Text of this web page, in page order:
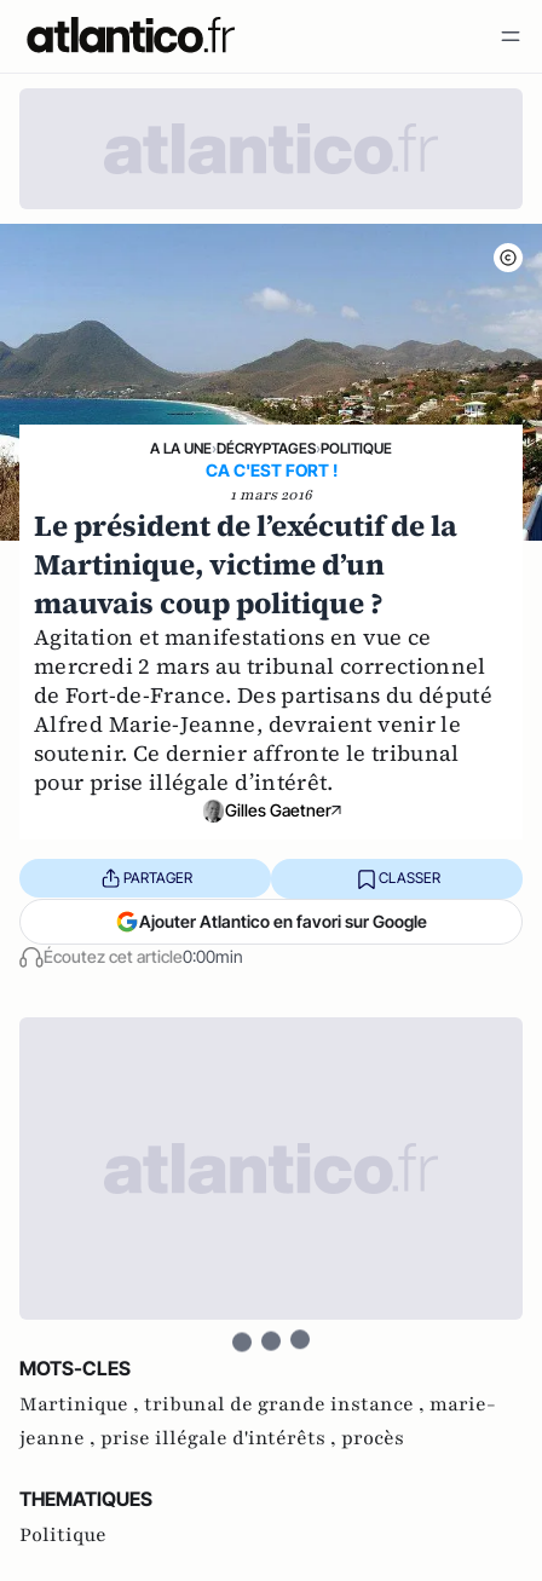
A LA UNE›DÉCRYPTAGES›POLITIQUE
CA C'EST FORT !
1 mars 2016
Le président de l’exécutif de la
Martinique, victime d’un
mauvais coup politique ?
Agitation et manifestations en vue ce
mercredi 2 mars au tribunal correctionnel
de Fort-de-France. Des partisans du député
Alfred Marie-Jeanne, devraient venir le
soutenir. Ce dernier affronte le tribunal
pour prise illégale d’intérêt.
Gilles Gaetner
Écoutez cet article0:00min
PARTAGER CLASSER
Ajouter Atlantico en favori sur Google
MOTS-CLES
Martinique , tribunal de grande instance , marie-
jeanne , prise illégale d'intérêts , procès
THEMATIQUES
Politique